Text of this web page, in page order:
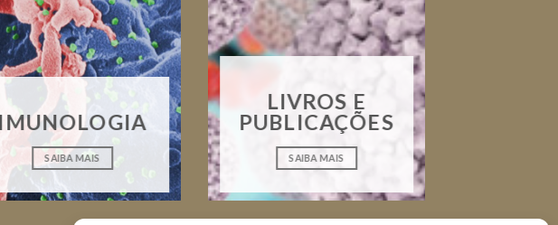
IMUNOLOGIA
SAIBA MAIS
LIVROS E
PUBLICAÇÕES
SAIBA MAIS